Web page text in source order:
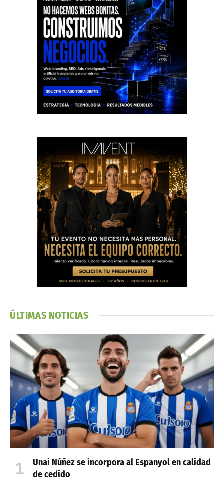
ÚLTIMAS NOTICIAS
Unai Núñez se incorpora al Espanyol en calidad
de cedido